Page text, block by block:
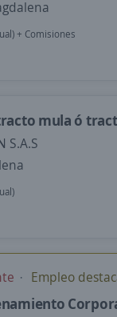
+ Comisiones
mula ó
S.A.S
Empleo